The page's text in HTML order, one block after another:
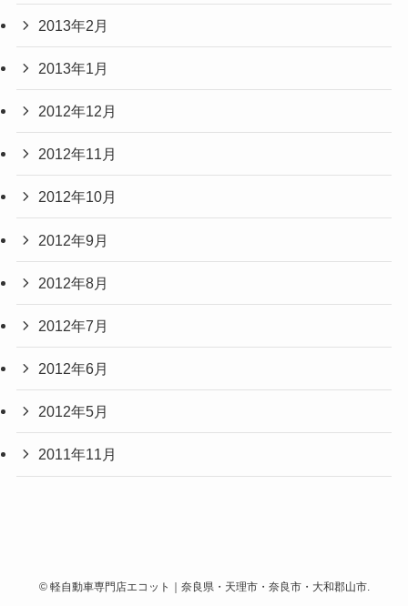
2013年2月
2013年1月
2012年12月
2012年11月
2012年10月
2012年9月
2012年8月
2012年7月
2012年6月
2012年5月
2011年11月
©軽自動車専門店エコット｜奈良県・天理市・奈良市・大和郡山市.